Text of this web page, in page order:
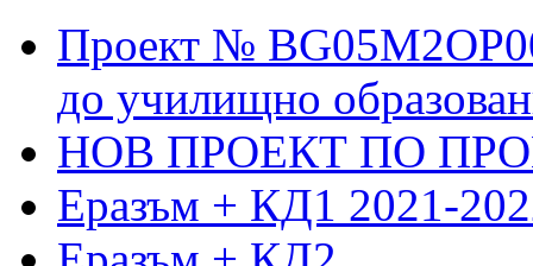
Проект №
до училищно
НОВ ПРОЕКТ ПО
Еразъм + КД1 2021-